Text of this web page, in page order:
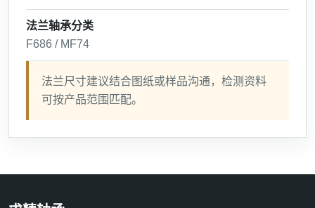
法兰轴承分类
F686 / MF74
法兰尺寸建议结合图纸或样品沟通，检测资料
可按产品范围匹配。